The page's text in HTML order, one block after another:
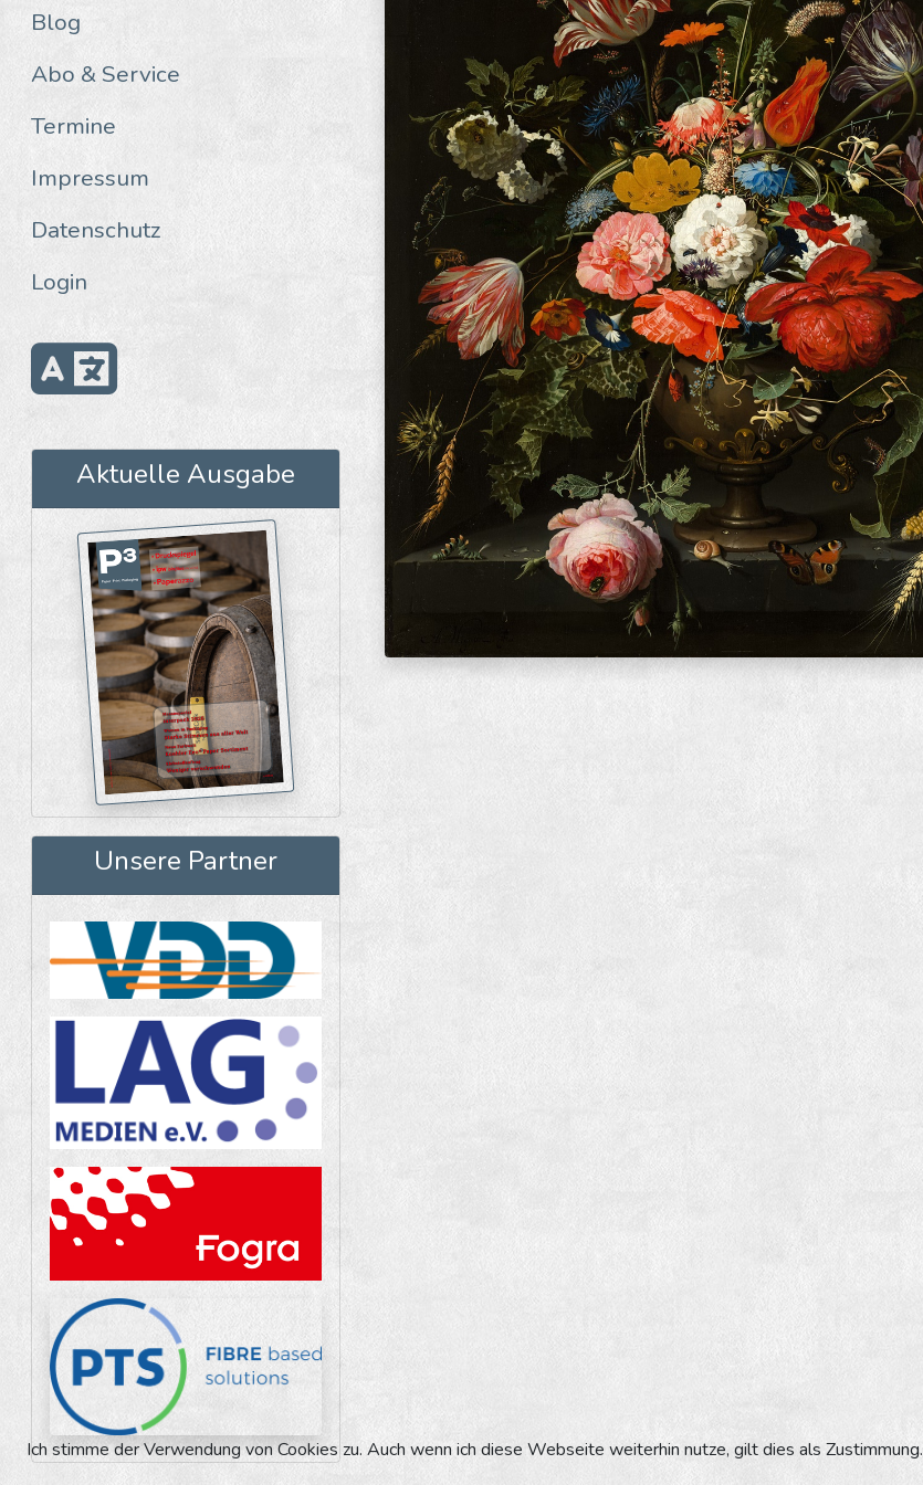
Blog
Abo & Service
Termine
Impressum
Datenschutz
Login
Aktuelle Ausgabe
Unsere Partner
Ich stimme der Verwendung von Cookies zu. Auch wenn ich diese Webseite weiterhin nutze, gilt dies als Zustimmung.